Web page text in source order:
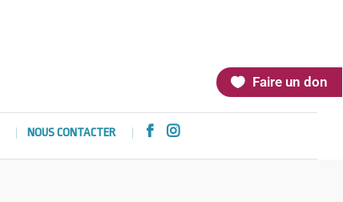
Faire un don
NOUS CONTACTER  